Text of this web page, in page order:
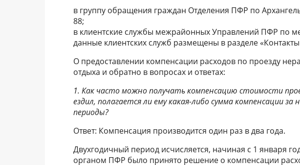
в группу обращения граждан Отделения ПФР по
88;
в клиентские службы межрайонных Управлений ПФР по
данные клиентских служб размещены в разделе
О предоставлении компенсации расходов по проезду
отдыха и обратно в вопросах и ответах:
1. Как часто можно получать компенсацию стоимости
ездил, полагается ли ему какая-либо сумма компенсации
периоды?
Ответ: Компенсация производится один раз в два года.
Двухгодичный период исчисляется, начиная с 1 января
органом ПФР было принято решение о компенсации